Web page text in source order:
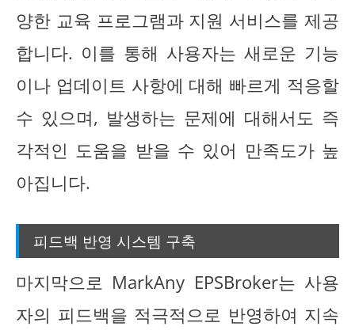
양한 교육 프로그램과 지원 서비스를 제공
합니다. 이를 통해 사용자는 새로운 기능
이나 업데이트 사항에 대해 빠르게 적응할
수 있으며, 발생하는 문제에 대해서도 즉
각적인 도움을 받을 수 있어 만족도가 높
아집니다.
피드백 반영 시스템 구축
마지막으로 MarkAny EPSBroker는 사용
자의 피드백을 적극적으로 반영하여 지속